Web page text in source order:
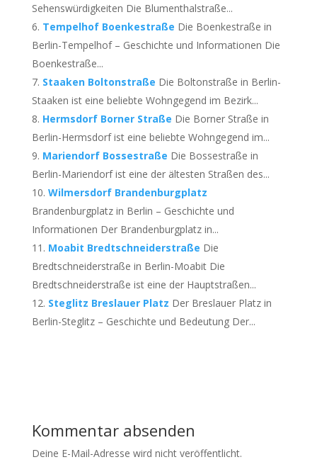
Sehenswürdigkeiten Die Blumenthalstraße...
Tempelhof Boenkestraße Die Boenkestraße in
Berlin-Tempelhof – Geschichte und Informationen Die
Boenkestraße...
Staaken Boltonstraße Die Boltonstraße in Berlin-
Staaken ist eine beliebte Wohngegend im Bezirk...
Hermsdorf Borner Straße Die Borner Straße in
Berlin-Hermsdorf ist eine beliebte Wohngegend im...
Mariendorf Bossestraße Die Bossestraße in
Berlin-Mariendorf ist eine der ältesten Straßen des...
Wilmersdorf Brandenburgplatz
Brandenburgplatz in Berlin – Geschichte und
Informationen Der Brandenburgplatz in...
Moabit Bredtschneiderstraße Die
Bredtschneiderstraße in Berlin-Moabit Die
Bredtschneiderstraße ist eine der Hauptstraßen...
Steglitz Breslauer Platz Der Breslauer Platz in
Berlin-Steglitz – Geschichte und Bedeutung Der...
Kommentar absenden
Deine E-Mail-Adresse wird nicht veröffentlicht.